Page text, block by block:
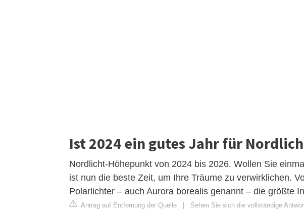
Ist 2024 ein gutes Jahr für
Nordlicht-Höhepunkt von 2024 bis 2026. Wollen Sie
ist nun die beste Zeit, um Ihre Träume zu verwirklichen.
Polarlichter – auch Aurora borealis genannt – die größte
Antrag auf Entfernung der Quelle Sehen Sie sich die vollständige